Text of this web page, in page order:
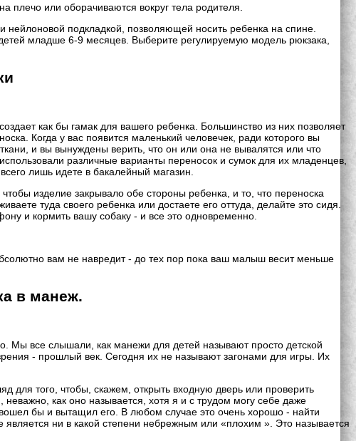
плечо или оборачиваются вокруг тела родителя.
подкладкой, позволяющей носить ребенка на спине.
младше 6-9 месяцев. Выберите регулируемую модель рюкзака,
как бы гамак для вашего ребенка. Большинство из них позволяет
Когда у вас появится маленький человечек, ради которого вы
и вы вынуждены верить, что он или она не вывалятся или что
различные варианты переносок и сумок для их младенцев,
лишь идете в бакалейный магазин.
изделие закрывало обе стороны ребенка, и то, что переноска
туда своего ребенка или достаете его оттуда, делайте это сидя.
и кормить вашу собаку - и все это одновременно.
вам не навредит - до тех пор пока ваш малыш весит меньше
в манеж.
Мы все слышали, как манежи для детей называют просто детской
- прошлый век. Сегодня их не называют загонами для игры. Их
для того, чтобы, скажем, открыть входную дверь или проверить
как оно называется, хотя я и с трудом могу себе даже
бы и вытащил его. В любом случае это очень хорошо - найти
ни в какой степени небрежным или «плохим ». Это называется